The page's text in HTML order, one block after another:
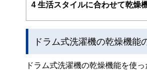
4 生活スタイルに合わせて乾燥
ドラム式洗濯機の乾燥機能
ドラム式洗濯機の乾燥機能を使